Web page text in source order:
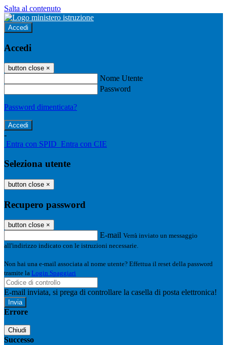
Salta al contenuto
Accedi
Accedi
button close ×
Nome Utente
Password
Password dimenticata?
-
Entra con SPID Entra con CIE
Seleziona utente
button close ×
Recupero password
button close ×
E-mail Verrà inviato un messaggio
all'indirizzo indicato con le istruzioni necessarie.
Non hai una e-mail associata al nome utente? Effettua il reset della password
tramite la Login Spaggiari
E-mail inviata, si prega di controllare la casella di posta elettronica!
Errore
Chiudi
Successo